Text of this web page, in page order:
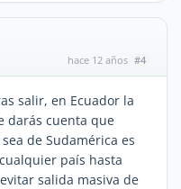
hace 12 años #4
salir, en Ecuador la
darás cuenta que
de Sudamérica es
país hasta
salida masiva de